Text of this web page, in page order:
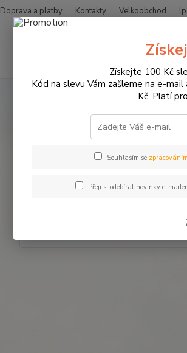
Doprava a platby Kontakty Velkoobchod lp
NÁHRADNÍ DÍLY A SPOTŘEBNÍ
Motocyklový olej
Získejte 100 Kč
Kód na slevu Vám zašleme na e-
Kč. Platí
Souhlasím se
Přeji si odebírat novinky e-